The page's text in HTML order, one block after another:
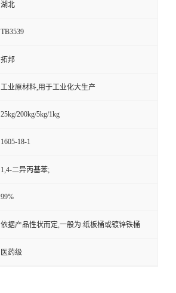
湖北
TB3539
拓邦
工业原材料,用于工业化大生产
25kg/200kg/5kg/1kg
1605-18-1
1,4-二异丙基苯;
99%
依据产品性状而定,一般为:纸板桶或镀锌铁桶
医药级